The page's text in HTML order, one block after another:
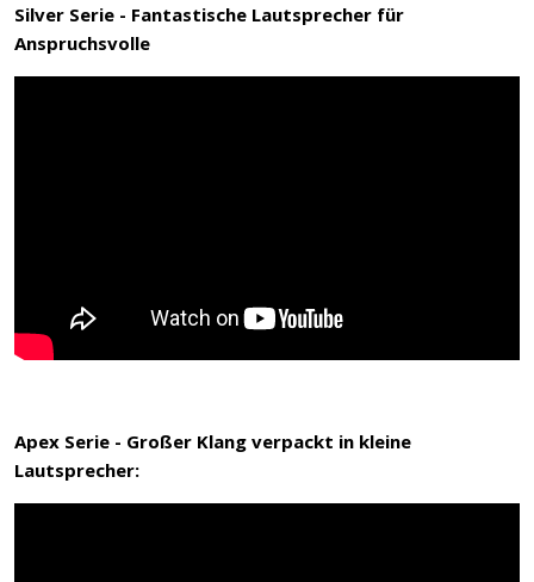
Silver Serie - Fantastische Lautsprecher für
Anspruchsvolle
Apex Serie - Großer Klang verpackt in kleine
Lautsprecher: